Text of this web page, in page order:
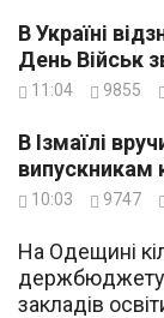
В Україні
День Військ
11:04 9855
В Ізмаїлі
випускникам
10:03 9747
На Одещині
держбюджету
закладів